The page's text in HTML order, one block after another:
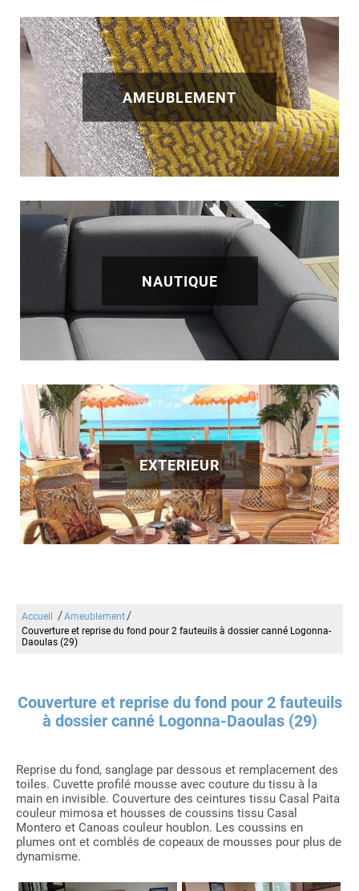
AMEUBLEMENT
NAUTIQUE
EXTERIEUR
Accueil /Ameublement/
Couverture et reprise du fond pour 2 fauteuils à dossier canné Logonna-
Daoulas (29)
Couverture et reprise du fond pour 2 fauteuils
à dossier canné Logonna-Daoulas (29)
Reprise du fond, sanglage par dessous et remplacement des
toiles. Cuvette profilé mousse avec couture du tissu à la
main en invisible. Couverture des ceintures tissu Casal Paita
couleur mimosa et housses de coussins tissu Casal
Montero et Canoas couleur houblon. Les coussins en
plumes ont et comblés de copeaux de mousses pour plus de
dynamisme.